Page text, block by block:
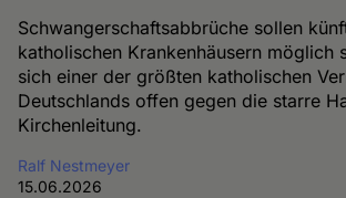
Schwangerschaftsabbrüche sollen
katholischen Krankenhäusern möglich
sich einer der größten katholischen
Deutschlands offen gegen die starre
Kirchenleitung.
Ralf Nestmeyer
15.06.2026